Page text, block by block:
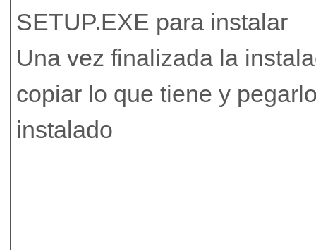
SETUP.EXE para instalar
Una vez finalizada la
copiar lo que tiene y
instalado